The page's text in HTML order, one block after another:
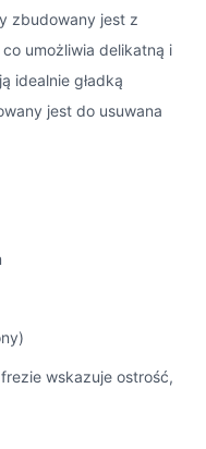
zbudowany jest z
umożliwia delikatną i
idealnie gładką
jest do usuwana
wskazuje ostrość,